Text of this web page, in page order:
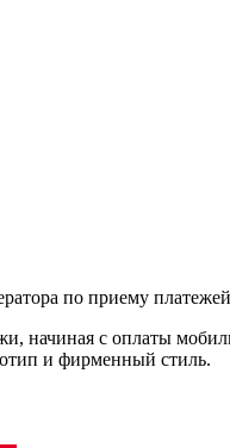
по приему
с оплаты
и фирменный стиль.